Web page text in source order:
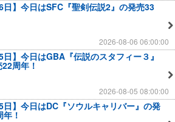
6日】今日はSFC『聖剣伝説2』の発売33
2026-08-06 06:00:00
5日】今日はGBA『伝説のスタフィー３』
周年！
2026-08-05 08:00:00
5日】今日はDC『ソウルキャリバー』の発
！